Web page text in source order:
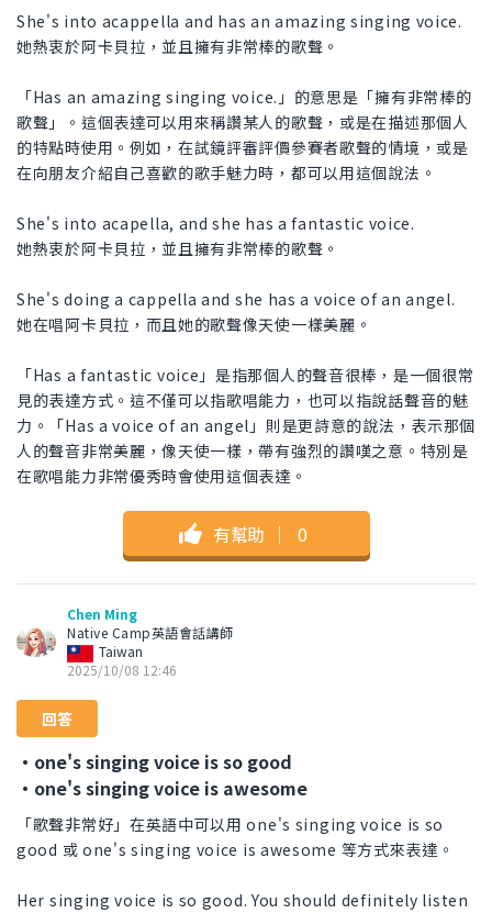
She's into acappella and has an amazing singing voice.
她熱衷於阿卡貝拉，並且擁有非常棒的歌聲。
「Has an amazing singing voice.」的意思是「擁有非常棒的
歌聲」。這個表達可以用來稱讚某人的歌聲，或是在描述那個人
的特點時使用。例如，在試鏡評審評價參賽者歌聲的情境，或是
在向朋友介紹自己喜歡的歌手魅力時，都可以用這個說法。
She's into acapella, and she has a fantastic voice.
她熱衷於阿卡貝拉，並且擁有非常棒的歌聲。
She's doing a cappella and she has a voice of an angel.
她在唱阿卡貝拉，而且她的歌聲像天使一樣美麗。
「Has a fantastic voice」是指那個人的聲音很棒，是一個很常
見的表達方式。這不僅可以指歌唱能力，也可以指說話聲音的魅
力。「Has a voice of an angel」則是更詩意的說法，表示那個
人的聲音非常美麗，像天使一樣，帶有強烈的讚嘆之意。特別是
在歌唱能力非常優秀時會使用這個表達。
有幫助 ｜ 0
Chen Ming
Native Camp英語會話講師
Taiwan
2025/10/08 12:46
回答
・one's singing voice is so good
・one's singing voice is awesome
「歌聲非常好」在英語中可以用 one's singing voice is so
good 或 one's singing voice is awesome 等方式來表達。
Her singing voice is so good. You should definitely listen